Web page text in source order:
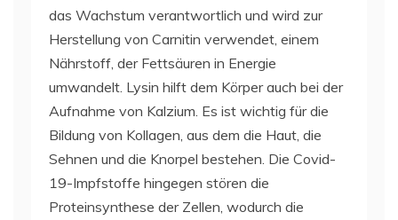
das Wachstum verantwortlich und wird zur
Herstellung von Carnitin verwendet, einem
Nährstoff, der Fettsäuren in Energie
umwandelt. Lysin hilft dem Körper auch bei der
Aufnahme von Kalzium. Es ist wichtig für die
Bildung von Kollagen, aus dem die Haut, die
Sehnen und die Knorpel bestehen. Die Covid-
19-Impfstoffe hingegen stören die
Proteinsynthese der Zellen, wodurch die